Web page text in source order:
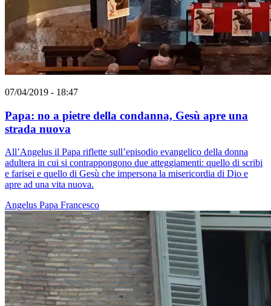
07/04/2019 - 18:47
Papa: no a pietre della condanna, Gesù apre una
strada nuova
All’Angelus il Papa riflette sull’episodio evangelico della donna
adultera in cui si contrappongono due atteggiamenti: quello di scribi
e farisei e quello di Gesù che impersona la misericordia di Dio e
apre ad una vita nuova.
Angelus Papa Francesco